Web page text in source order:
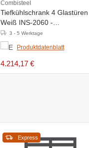
Combisteel
Tiefkühlschrank 4 Glastüren
Weiß INS-2060 -
2508x710x(H)2092mm
3 - 5 Werktage
Produktdatenblatt
4.214,17 €
Express